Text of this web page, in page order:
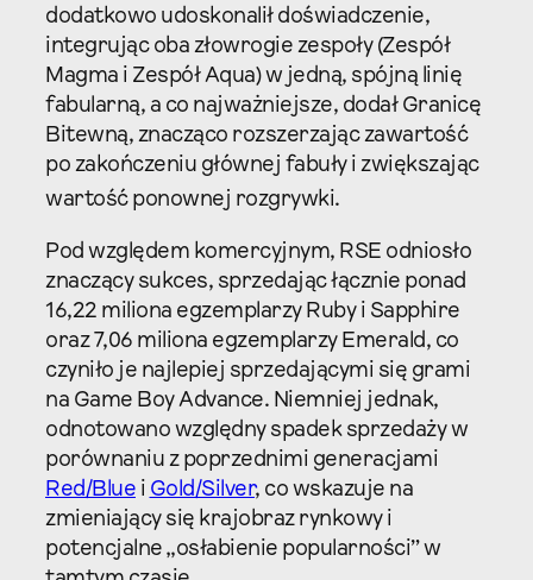
dodatkowo udoskonalił doświadczenie,
integrując oba złowrogie zespoły (Zespół
Magma i Zespół Aqua) w jedną, spójną linię
fabularną, a co najważniejsze, dodał Granicę
Bitewną, znacząco rozszerzając zawartość
po zakończeniu głównej fabuły i zwiększając
wartość ponownej rozgrywki.
Pod względem komercyjnym, RSE odniosło
znaczący sukces, sprzedając łącznie ponad
16,22 miliona egzemplarzy Ruby i Sapphire
oraz 7,06 miliona egzemplarzy Emerald, co
czyniło je najlepiej sprzedającymi się grami
na Game Boy Advance. Niemniej jednak,
odnotowano względny spadek sprzedaży w
porównaniu z poprzednimi generacjami
Red/Blue i Gold/Silver, co wskazuje na
zmieniający się krajobraz rynkowy i
potencjalne „osłabienie popularności” w